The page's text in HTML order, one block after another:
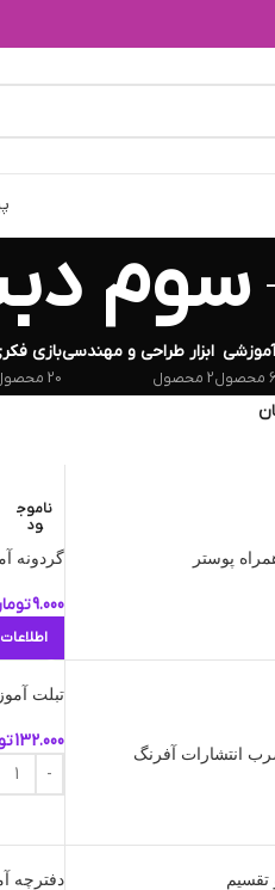
سوم
آموزشی
6 محصول
ابزار طراحی و مهندسی
2 محصول
بازی
20 محصول
پوستر
ناموج
ود
گردونه
9.000
انتشارات آفرنگ
تبلت
132.000
دفترچه